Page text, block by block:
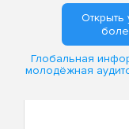
Открыть
Глобальная
молодёжная